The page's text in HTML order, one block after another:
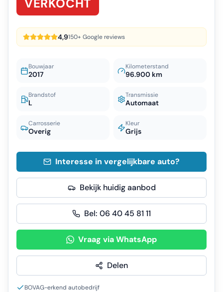
VERKOCHT
4,9150+ Google reviews
Bouwjaar
2017
Kilometerstand
96.900 km
Brandstof
L
Transmissie
Automaat
Carrosserie
Overig
Kleur
Grijs
Interesse in vergelijkbare auto?
Bekijk huidig aanbod
Bel: 06 40 45 81 11
Vraag via WhatsApp
Delen
BOVAG-erkend autobedrijf